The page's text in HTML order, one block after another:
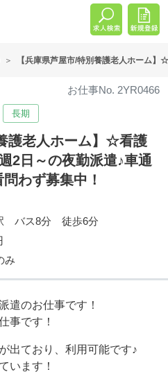
【兵庫県芦屋市/特別養護老人ホーム
お仕事No. 2YR0466
長期
護老人ホーム】☆看護
2日～の夜勤派遣♪車通
わず募集中！
バス8分 徒歩6分
み
遣のお仕事です！
事です！
出ており、利用可能です♪
います！